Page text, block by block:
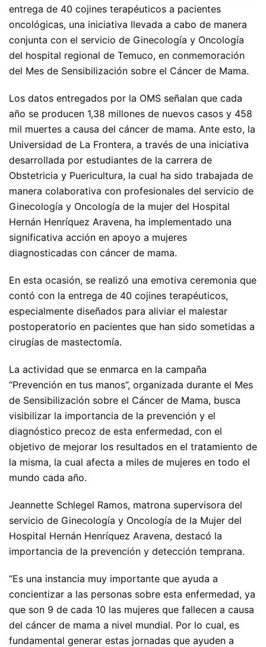
entrega de 40 cojines terapéuticos a pacientes
oncológicas, una iniciativa llevada a cabo de manera
conjunta con el servicio de Ginecología y Oncología
del hospital regional de Temuco, en conmemoración
del Mes de Sensibilización sobre el Cáncer de Mama.
Los datos entregados por la OMS señalan que cada
año se producen 1,38 millones de nuevos casos y 458
mil muertes a causa del cáncer de mama. Ante esto, la
Universidad de La Frontera, a través de una iniciativa
desarrollada por estudiantes de la carrera de
Obstetricia y Puericultura, la cual ha sido trabajada de
manera colaborativa con profesionales del servicio de
Ginecología y Oncología de la mujer del Hospital
Hernán Henríquez Aravena, ha implementado una
significativa acción en apoyo a mujeres
diagnosticadas con cáncer de mama.
En esta ocasión, se realizó una emotiva ceremonia que
contó con la entrega de 40 cojines terapéuticos,
especialmente diseñados para aliviar el malestar
postoperatorio en pacientes que han sido sometidas a
cirugías de mastectomía.
La actividad que se enmarca en la campaña
“Prevención en tus manos”, organizada durante el Mes
de Sensibilización sobre el Cáncer de Mama, busca
visibilizar la importancia de la prevención y el
diagnóstico precoz de esta enfermedad, con el
objetivo de mejorar los resultados en el tratamiento de
la misma, la cual afecta a miles de mujeres en todo el
mundo cada año.
Jeannette Schlegel Ramos, matrona supervisora del
servicio de Ginecología y Oncología de la Mujer del
Hospital Hernán Henríquez Aravena, destacó la
importancia de la prevención y detección temprana.
“Es una instancia muy importante que ayuda a
concientizar a las personas sobre esta enfermedad, ya
que son 9 de cada 10 las mujeres que fallecen a causa
del cáncer de mama a nivel mundial. Por lo cual, es
fundamental generar estas jornadas que ayuden a